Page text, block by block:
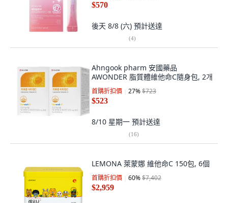
$570
後天 8/8 (六) 預計送達
(4)
Ahngook pharm 安國藥品
AWONDER 脂質體維他命C隨身包, 2개
首購折扣價 27%$723
$523
8/10 星期一 預計送達
(16)
LEMONA 萊蒙娜 維他命C 150包, 6個
首購折扣價 60%$7,402
$2,959